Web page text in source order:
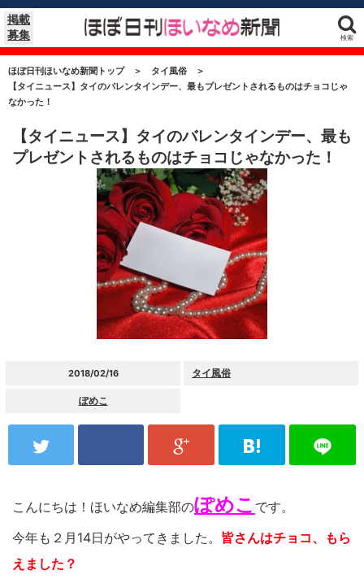
掲載
募集
検索
ほぼ日刊ほいなめ新聞トップ ＞ タイ風俗
＞
【タイニュース】タイのバレンタインデー、最もプレゼントされるものはチョコじゃ
なかった！
【タイニュース】タイのバレンタインデー、最も
プレゼントされるものはチョコじゃなかった！
2018/02/16 タイ風俗
ぽめこ
こんにちは！ほいなめ編集部のぽめこ です。
今年も２月14日がやってきました。 皆さんはチョコ、もら
えました？